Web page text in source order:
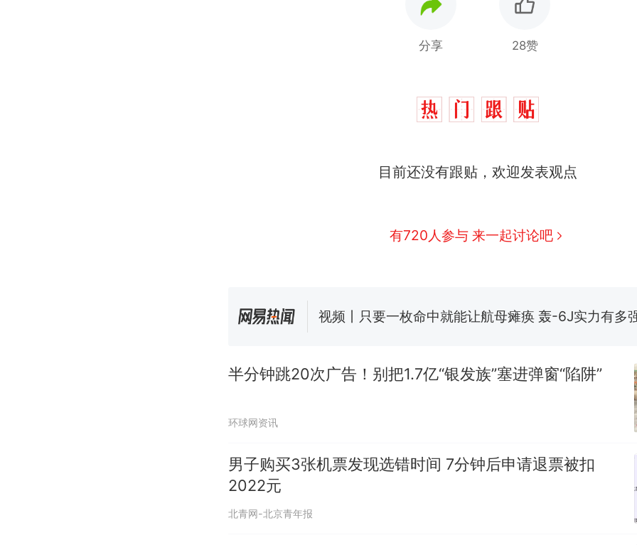
分享 28赞
目前还没有跟贴，欢迎发表观点
有720人参与 来一起讨论吧
十多万人报名的考试，成绩全部作废，公平么？
搬家报价570元，搬到楼下交5060元才肯搬上楼！
空调24小时开着反而更省电？电力部门回应
招聘，成立调查组全面核查
半分钟跳20次广告！别把1.7亿“银发族”塞进弹窗“陷阱”
环球网资讯
男子购买3张机票发现选错时间 7分钟后申请退票被扣
2022元
北青网-北京青年报